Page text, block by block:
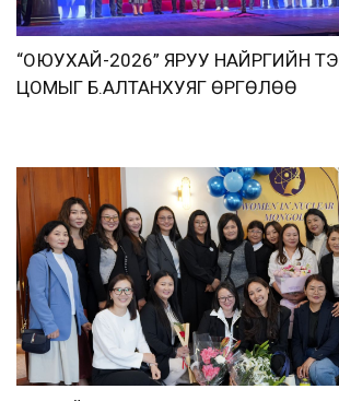
“ОЮУХАЙ-2026” ЯРУУ НАЙРГИЙН
ЦОМЫГ Б.АЛТАНХУЯГ ӨРГӨЛӨӨ